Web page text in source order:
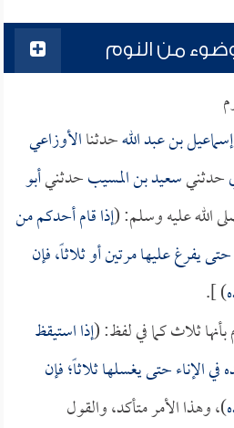
من النوم
إسماعيل بن عبد اللهحدثناالأوزاعي
حدثنيسعيد بن المسيبحدثنيأبو
الله عليه وسلم: (إذا قام أحدكم من
يفرغ عليها مرتين أو ثلاثاً، فإن
) ].
ثلاث كما في لفظ: (إذا استيقظ
الإناء حتى يغسلها ثلاثاً؛ فإن
)، وهذا الأمر متأكد، والقول